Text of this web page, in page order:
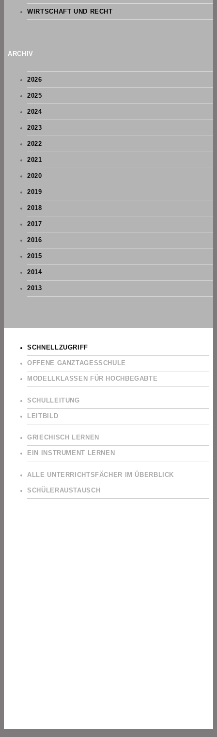
WIRTSCHAFT UND RECHT
ARCHIV
2026
2025
2024
2023
2022
2021
2020
2019
2018
2017
2016
2015
2014
2013
SCHNELLZUGRIFF
OFFENE GANZTAGESSCHULE
MODELLKLASSEN FÜR HOCHBEGABTE
SCHULLEITUNG
LEITBILD
GRIECHISCH LERNEN
EIN INSTRUMENT LERNEN
ALLE UNTERRICHTSFÄCHER IM ÜBERBLICK
SCHÜLERAUSTAUSCH